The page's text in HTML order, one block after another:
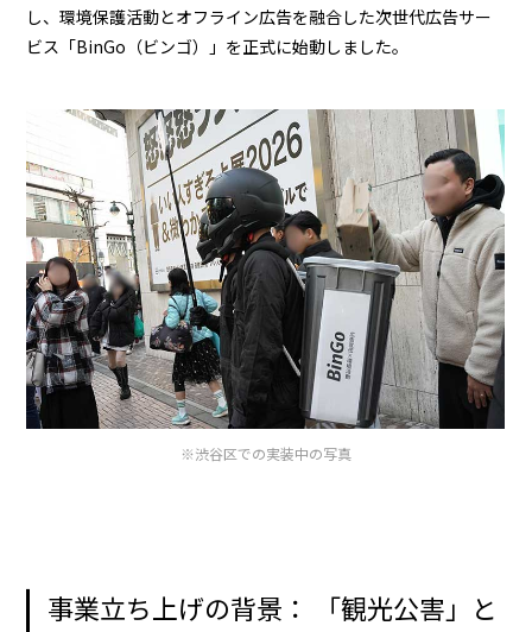
し、環境保護活動とオフライン広告を融合した次世代広告サー
ビス「BinGo（ビンゴ）」を正式に始動しました。
※渋谷区での実装中の写真
事業立ち上げの背景： 「観光公害」と